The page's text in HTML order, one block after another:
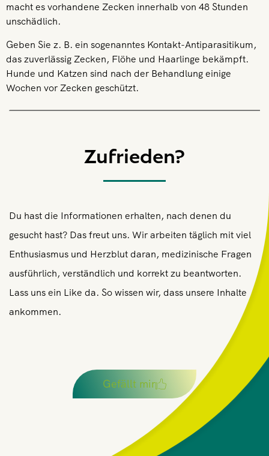
macht es vorhandene Zecken innerhalb von 48 Stunden
unschädlich.
Geben Sie z. B. ein sogenanntes Kontakt-Antiparasitikum,
das zuverlässig Zecken, Flöhe und Haarlinge bekämpft.
Hunde und Katzen sind nach der Behandlung einige
Wochen vor Zecken geschützt.
Zufrieden?
Du hast die Informationen erhalten, nach denen du
gesucht hast? Das freut uns. Wir arbeiten täglich mit viel
Enthusiasmus und Herzblut daran, medizinische Fragen
ausführlich, verständlich und korrekt zu beantworten.
Lass uns ein Like da. So wissen wir, dass unsere Inhalte
ankommen.
Gefällt mir